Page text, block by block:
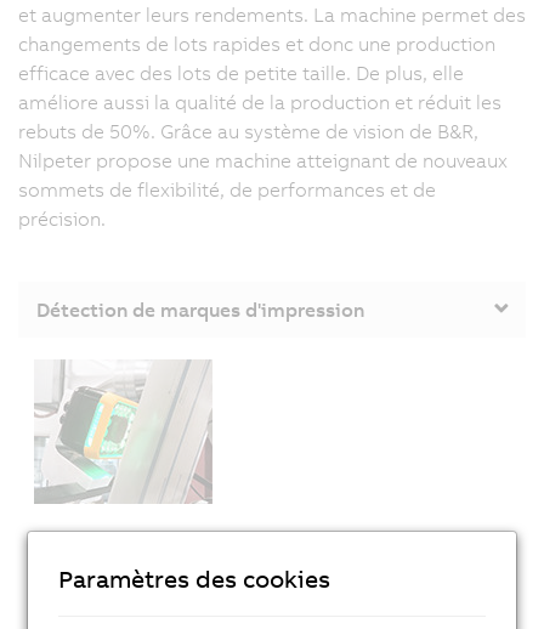
et augmenter leurs rendements. La machine permet des
changements de lots rapides et donc une production
efficace avec des lots de petite taille. De plus, elle
améliore aussi la qualité de la production et réduit les
rebuts de 50%. Grâce au système de vision de B&R,
Nilpeter propose une machine atteignant de nouveaux
sommets de flexibilité, de performances et de
précision.
Détection de marques d'impression
Application :détection de petites marques
Paramètres des cookies